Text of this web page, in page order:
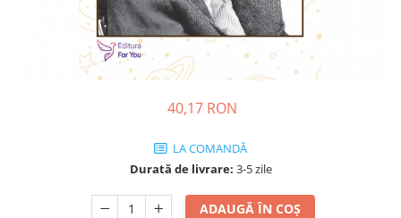
Seria Montauk
Seria Chico Xavier
40,17 RON
LA COMANDĂ
Durată de livrare: 3-5 zile
ADAUGĂ ÎN COȘ